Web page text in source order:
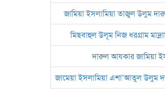
জামিয়া ইসলামিয়া তাজুল উলুম
মিছবাহুল উলূম নিজ ধরগ্রাম
দারুল আযকার জামিয়া
জামেয়া ইসলামিয়া এশা’আতুল উলুম